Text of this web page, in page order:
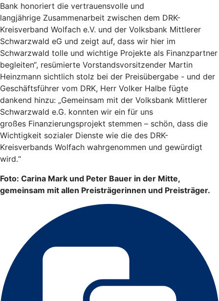
Bank honoriert die vertrauensvolle und
langjährige Zusammenarbeit zwischen dem DRK-
Kreisverband Wolfach e.V. und der Volksbank Mittlerer
Schwarzwald eG und zeigt auf, dass wir hier im
Schwarzwald tolle und wichtige Projekte als Finanzpartner
begleiten“, resümierte Vorstandsvorsitzender Martin
Heinzmann sichtlich stolz bei der Preisübergabe - und der
Geschäftsführer vom DRK, Herr Volker Halbe fügte
dankend hinzu: „Gemeinsam mit der Volksbank Mittlerer
Schwarzwald e.G. konnten wir ein für uns
großes Finanzierungsprojekt stemmen – schön, dass die
Wichtigkeit sozialer Dienste wie die des DRK-
Kreisverbands Wolfach wahrgenommen und gewürdigt
wird.“
Foto: Carina Mark und Peter Bauer in der Mitte,
gemeinsam mit allen Preisträgerinnen und Preisträger.